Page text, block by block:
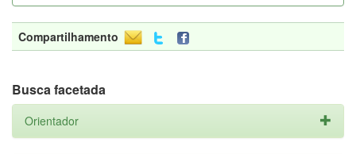
Compartilhamento
Busca facetada
Orientador